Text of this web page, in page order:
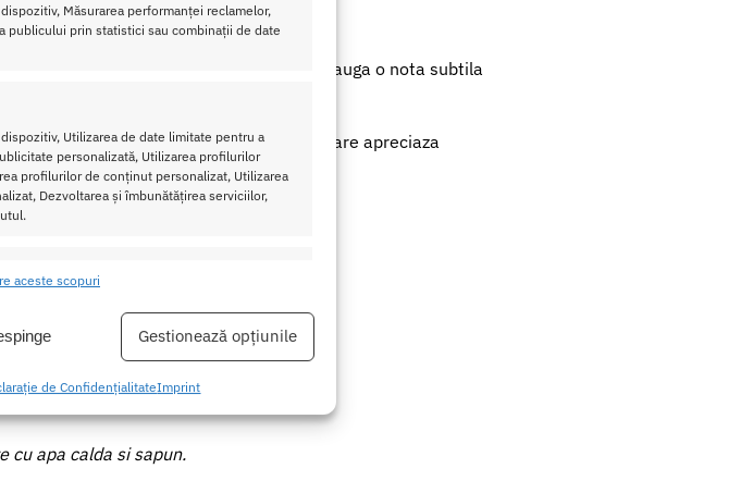
Măsurarea performanței reclamelor,
publicului prin statistici sau combinații de date
Utilizarea de date limitate pentru a
personalizată, Utilizarea profilurilor
profilurilor de conținut personalizat, Utilizarea
Dezvoltarea și îmbunătățirea serviciilor,
transmise automat.
fraudei și corectarea
aceste scopuri
Gestionează opțiunile
de ConfidențialitateImprint
a oferi confort in timpul utilizarii.
BallGag with Mouth Mask adauga o nota subtila
caluseste alegerea perfectapentru cei care apreciaza
cu apa calda si sapun.